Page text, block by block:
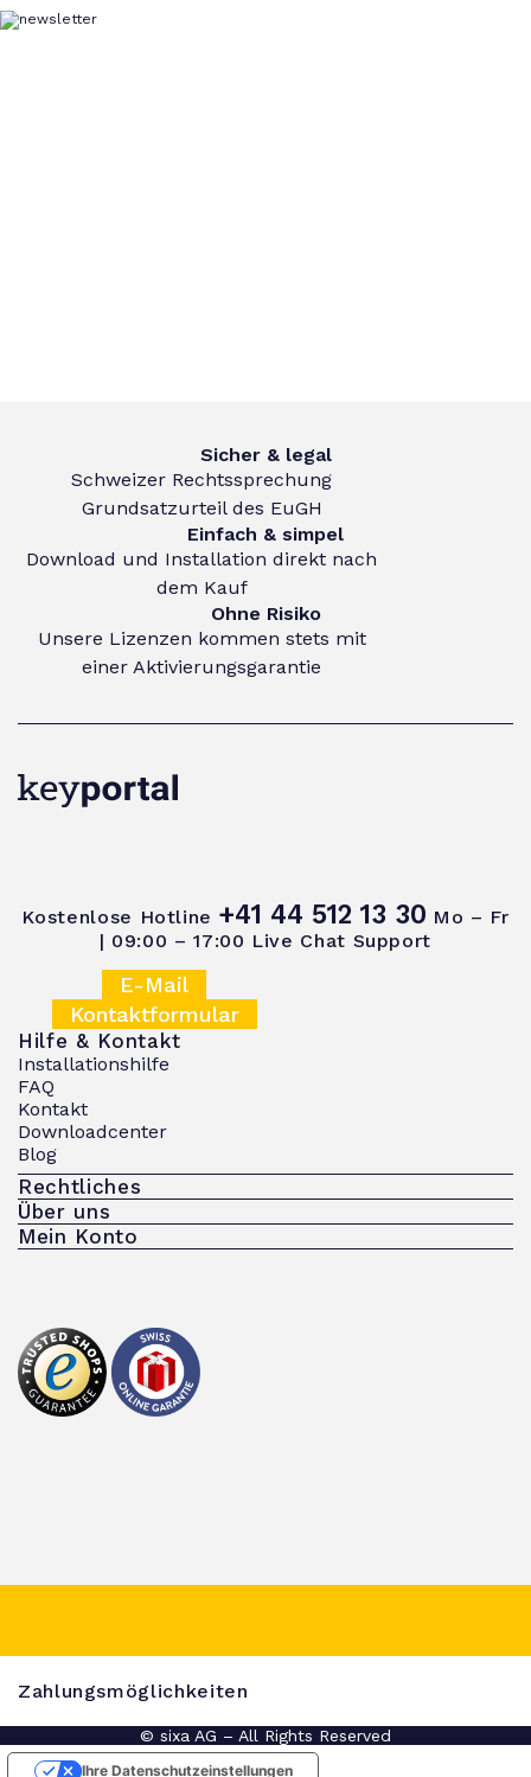
Sicher & legal
Schweizer Rechtssprechung
Grundsatzurteil des EuGH
Einfach & simpel
Download und Installation direkt nach
dem Kauf
Ohne Risiko
Unsere Lizenzen kommen stets mit
einer Aktivierungsgarantie
Kostenlose Hotline +41 44 512 13 30 Mo – Fr
| 09:00 – 17:00 Live Chat Support
E-Mail
Kontaktformular
Hilfe & Kontakt
Installationshilfe
FAQ
Kontakt
Downloadcenter
Blog
Rechtliches
Über uns
Mein Konto
Zahlungsmöglichkeiten
© sixa AG – All Rights Reserved
Ihre Datenschutzeinstellungen